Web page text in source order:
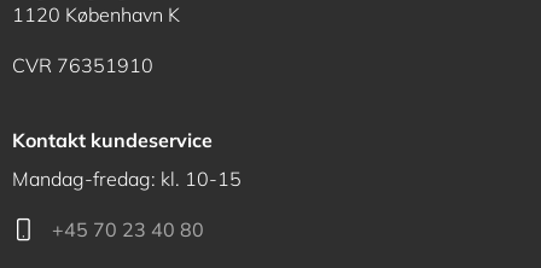
1120 København K
CVR 76351910
Kontakt kundeservice
Mandag-fredag: kl. 10-15
+45 70 23 40 80